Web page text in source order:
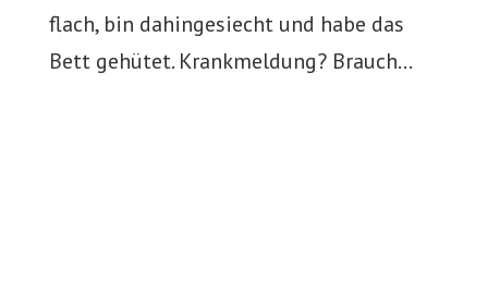
flach, bin dahingesiecht und habe das
Bett gehütet. ​Krankmeldung? Brauch…